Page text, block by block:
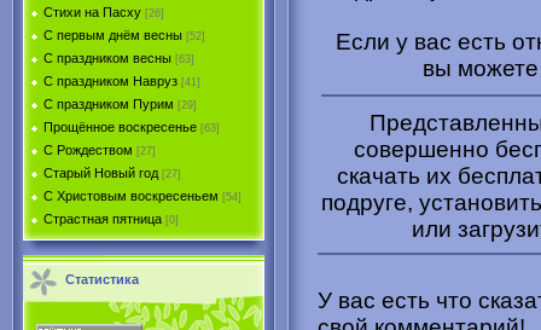
Стихи на Пасху [26]
С первым днём весны [52]
С праздником весны [63]
С праздником Навруз [41]
С праздником Пурим [29]
Прощённое воскресенье [63]
С Рождеством [27]
Старый Новый год [27]
С Христовым воскресеньем [54]
Страстная пятница [0]
Статистика
Если у вас есть
вы
совершенно
скачать их
подруге,
или
У вас есть что